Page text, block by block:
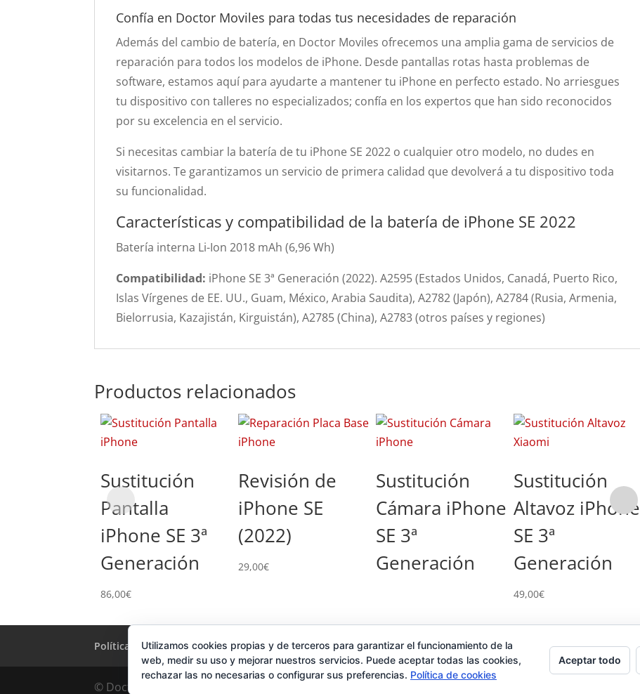
Confía en Doctor Moviles para todas tus necesidades de reparación
Además del cambio de batería, en Doctor Moviles ofrecemos una amplia gama de servicios de
reparación para todos los modelos de iPhone. Desde pantallas rotas hasta problemas de
software, estamos aquí para ayudarte a mantener tu iPhone en perfecto estado. No arriesgues
tu dispositivo con talleres no especializados; confía en los expertos que han sido reconocidos
por su excelencia en el servicio.
Si necesitas cambiar la batería de tu iPhone SE 2022 o cualquier otro modelo, no dudes en
visitarnos. Te garantizamos un servicio de primera calidad que devolverá a tu dispositivo toda
su funcionalidad.
Características y compatibilidad de la batería de iPhone SE 2022
Batería interna Li-Ion 2018 mAh (6,96 Wh)
Compatibilidad: iPhone SE 3ª Generación (2022). A2595 (Estados Unidos, Canadá, Puerto Rico,
Islas Vírgenes de EE. UU., Guam, México, Arabia Saudita), A2782 (Japón), A2784 (Rusia, Armenia,
Bielorrusia, Kazajistán, Kirguistán), A2785 (China), A2783 (otros países y regiones)
Productos relacionados
Sustitución
Pantalla
iPhone SE 3ª
Generación
86,00€
Revisión de
iPhone SE
(2022)
29,00€
Sustitución
Cámara iPhone
SE 3ª
Generación
Sustitución
Altavoz iPhone
SE 3ª
Generación
49,00€
Política de Cookies Condiciones y Privacidad Contacto Tienda Carrito Mi cuenta
© DoctorMoviles.com | Sitio Construido por
Utilizamos cookies propias y de terceros para garantizar el funcionamiento de la
web, medir su uso y mejorar nuestros servicios. Puede aceptar todas las cookies,
rechazar las no necesarias o configurar sus preferencias. Política de cookies
Aceptar todo